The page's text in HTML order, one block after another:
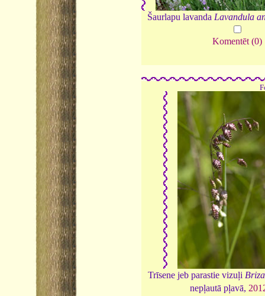
Šaurlapu lavanda Lavandula
Komentēt (0)
Trīsene jeb parastie vizuļi
nepļautā pļavā,